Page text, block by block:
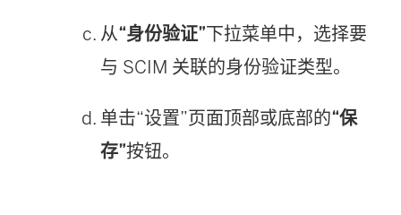
从“身份验证”下拉菜单中，选择要
与 SCIM 关联的身份验证类型。
单击“设置”页面顶部或底部的“保
存”按钮。